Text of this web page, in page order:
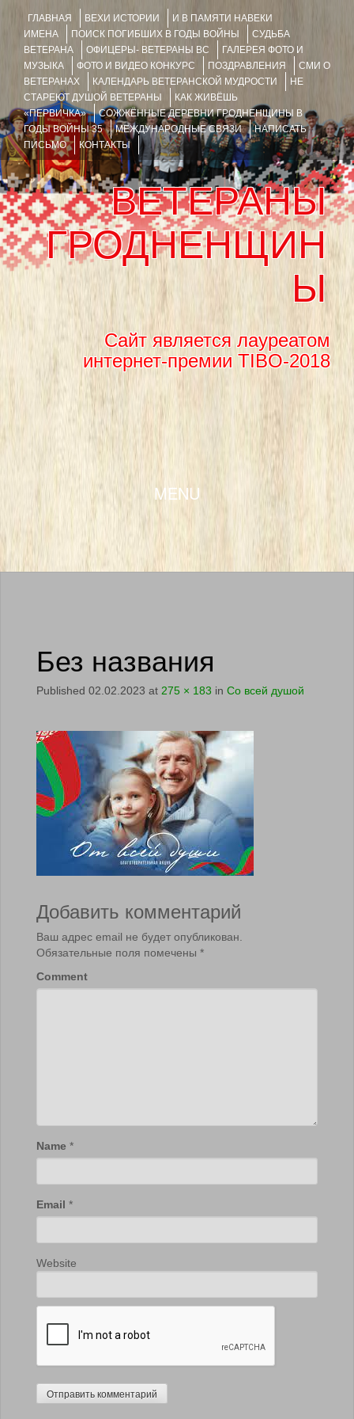
ГЛАВНАЯ ВЕХИ ИСТОРИИ
И В ПАМЯТИ НАВЕКИ
ИМЕНА
ПОИСК ПОГИБШИХ В ГОДЫ ВОЙНЫ
СУДЬБА
ВЕТЕРАНА
ОФИЦЕРЫ- ВЕТЕРАНЫ ВС
ГАЛЕРЕЯ ФОТО И
МУЗЫКА
ФОТО И ВИДЕО КОНКУРС ПОЗДРАВЛЕНИЯ
СМИ О
ВЕТЕРАНАХ
КАЛЕНДАРЬ ВЕТЕРАНСКОЙ МУДРОСТИ
НЕ
СТАРЕЮТ ДУШОЙ ВЕТЕРАНЫ
КАК ЖИВЁШЬ
«ПЕРВИЧКА»
СОЖЖЁННЫЕ ДЕРЕВНИ ГРОДНЕНЩИНЫ В
ГОДЫ ВОЙНЫ 35
МЕЖДУНАРОДНЫЕ СВЯЗИ
НАПИСАТЬ
ПИСЬМО
КОНТАКТЫ
ВЕТЕРАНЫ
ГРОДНЕНЩИН
Ы
Сайт является лауреатом
интернет-премии TIBO-2018
MENU
SKIP TO CONTENT
Без названия
Published 02.02.2023 at 275 × 183 in Со всей душой
Добавить комментарий
Ваш адрес email не будет опубликован.
Обязательные поля помечены *
Comment
Name *
Email *
Website